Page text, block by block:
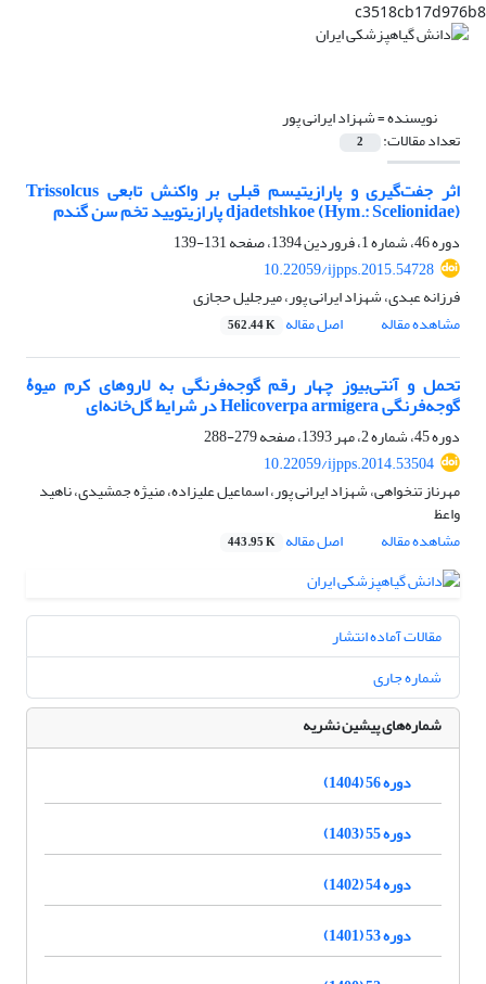
c3518cb17d976b8
نویسنده =شهزاد ایرانی پور
تعداد مقالات: 2
اثر جفت‌گیری و پارازیتیسم قبلی بر واکنش تابعی Trissolcus
djadetshkoe (Hym.: Scelionidae) پارازیتویید تخم سن گندم
دوره 46، شماره 1، فروردین 1394، صفحه
131-139
10.22059/ijpps.2015.54728
فرزانه عبدی، شهزاد ایرانی پور، میرجلیل حجازی
مشاهده مقاله
اصل مقاله 562.44 K
تحمل و آنتی‌بیوز چهار رقم گوجه‌فرنگی به لاروهای کرم میوۀ
گوجه‌فرنگی Helicoverpa armigera در شرایط گل‌خانه‌ای
دوره 45، شماره 2، مهر 1393، صفحه
279-288
10.22059/ijpps.2014.53504
مهرناز تنخواهی، شهزاد ایرانی پور، اسماعیل علیزاده، منیژه جمشیدی، ناهید
واعظ
مشاهده مقاله
اصل مقاله 443.95 K
مقالات آماده انتشار
شماره جاری
شماره‌های پیشین نشریه
دوره 56 (1404)
دوره 55 (1403)
دوره 54 (1402)
دوره 53 (1401)